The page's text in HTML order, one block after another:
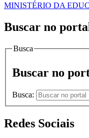
MINISTÉRIO DA
Buscar no
Busca
Buscar no
Busca:
Redes Sociais